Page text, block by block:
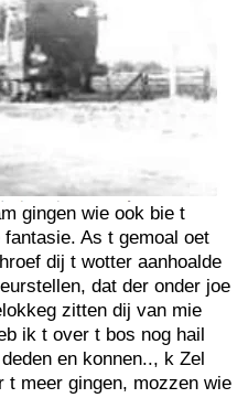
gingen wie ook bie t
As t gemoal oet
dij t wotter aanhoalde
dat der onder joe
zitten dij van mie
ik t over t bos nog hail
en konnen.., k Zel
t meer gingen, mozzen wie